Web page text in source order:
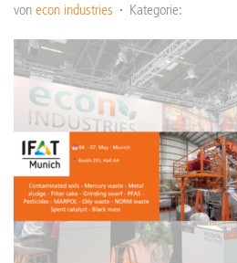
von econ industries Kategorie: